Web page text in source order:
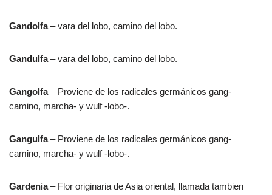
Gandolfa– vara del lobo, camino del lobo.
Gandulfa– vara del lobo, camino del lobo.
Gangolfa– Proviene de los radicales germánicos gang-
camino, marcha- y wulf -lobo-.
Gangulfa– Proviene de los radicales germánicos gang-
camino, marcha- y wulf -lobo-.
Gardenia– Flor originaria de Asia oriental, llamada tambien